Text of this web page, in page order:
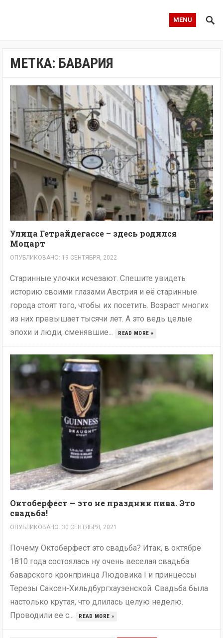
MENU
МЕТКА: БАВАРИЯ
Улица Гетрайдегассе – здесь родился
Моцарт
ОПУБЛИКОВАНО: 19 СЕНТЯБРЯ, 2022
Старинные улочки исчезают. Спешите увидеть
историю своими глазами Австрия и её старинные
города стоят того, чтобы их посетить. Возраст многих
из них превышает тысячи лет. А это ведь целые
эпохи и люди, сменявшие...
READ MORE »
Октоберфест — это не праздник пива. Это
свадьба!
ОПУБЛИКОВАНО: 30 СЕНТЯБРЯ, 2021
Почему Октоберфест это свадьба? Итак, в октябре
1810 года состоялась ну очень веселая свадьба
баварского кронпринца Людовика I и принцессы
Терезы Саксен-Хильдбургхаузенской. Свадьба была
настолько крутая, что длилась целую неделю.
Проводили ее с...
READ MORE »